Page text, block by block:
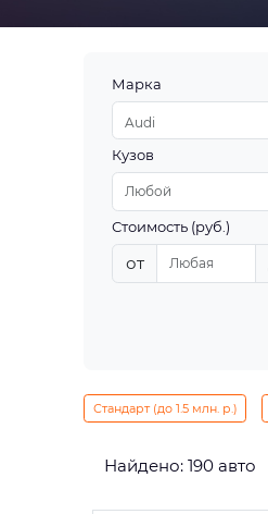
Марка
Audi
Кузов
Стоимость (руб.)
от
Стандарт (до 1.5 млн. р.)
Найдено: 190 авто